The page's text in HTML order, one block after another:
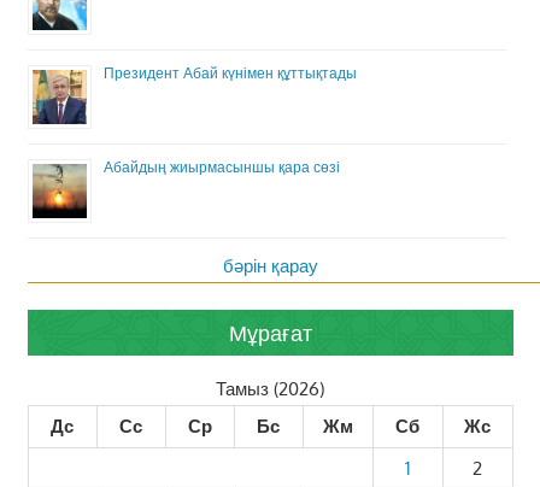
Президент Абай күнімен құттықтады
Абайдың жиырмасыншы қара сөзі
бәрін қарау
Мұрағат
Тамыз (2026)
Дс
Сс Ср Бс Жм Сб
Жс
1
2